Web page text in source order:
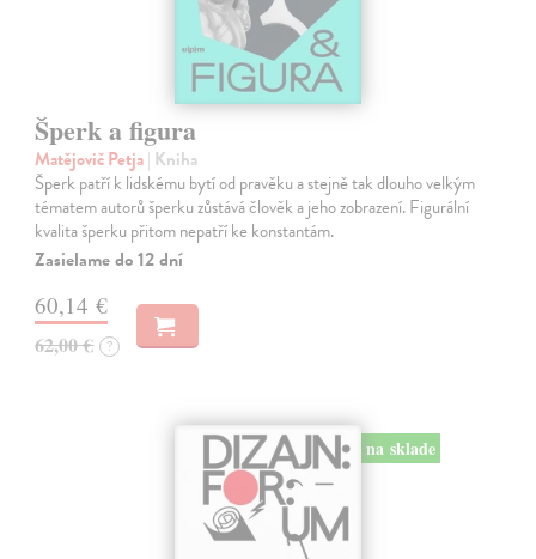
Šperk a figura
Matějovič Petja| Kniha
Šperk patří k lidskému bytí od pravěku a stejně tak dlouho velkým
tématem autorů šperku zůstává člověk a jeho zobrazení. Figurální
kvalita šperku přitom nepatří ke konstantám.
Zasielame do 12 dní
60,14 €
62,00 € ?
na sklade